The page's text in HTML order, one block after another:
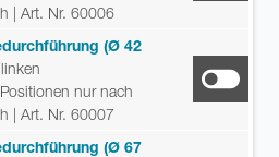
| Art. Nr. 60006
(Ø 42
nur nach
| Art. Nr. 60007
(Ø 67